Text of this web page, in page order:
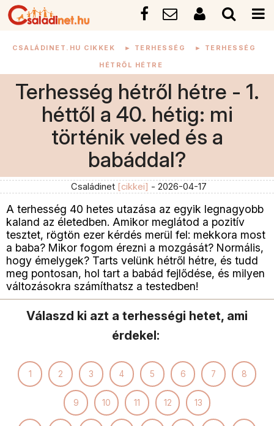
CSALÁDINET.HU CIKKEK ► TERHESSÉG ► TERHESSÉG
HÉTRŐL HÉTRE
Terhesség hétről hétre - 1.
héttől a 40. hétig: mi
történik veled és a
babáddal?
Családinet [cikkei] - 2026-04-17
A terhesség 40 hetes utazása az egyik legnagyobb
kaland az életedben. Amikor meglátod a pozitív
tesztet, rögtön ezer kérdés merül fel: mekkora most
a baba? Mikor fogom érezni a mozgását? Normális,
hogy émelygek? Tarts velünk hétről hétre, és tudd
meg pontosan, hol tart a babád fejlődése, és milyen
változásokra számíthatsz a testedben!
Válaszd ki azt a terhességi hetet, ami
érdekel:
1 2 3 4 5 6 7 8
9 10 11 12 13